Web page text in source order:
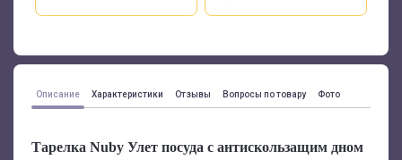
Описание Характеристики Отзывы Вопросы по товару Фото
Тарелка Nuby Улет посуда с антискользащим дном